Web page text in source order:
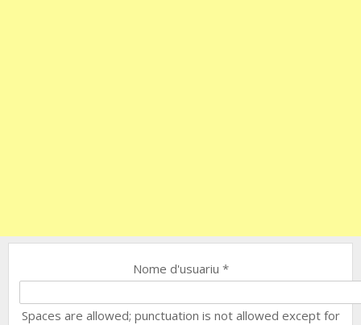
Nome d'usuariu *
Spaces are allowed; punctuation is not allowed except for